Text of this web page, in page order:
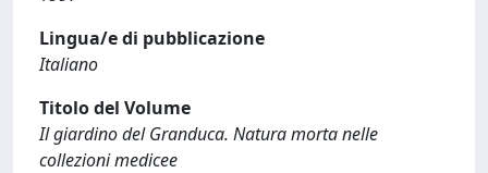
Lingua/e di pubblicazione
Italiano
Titolo del Volume
Il giardino del Granduca. Natura morta nelle
collezioni medicee